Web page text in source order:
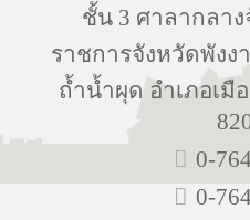
ชั้น 3 ศาลากลา
ราชการจังหวัดพังง
ถ้ำน้ำผุด อำเภอเมื
0-
0-